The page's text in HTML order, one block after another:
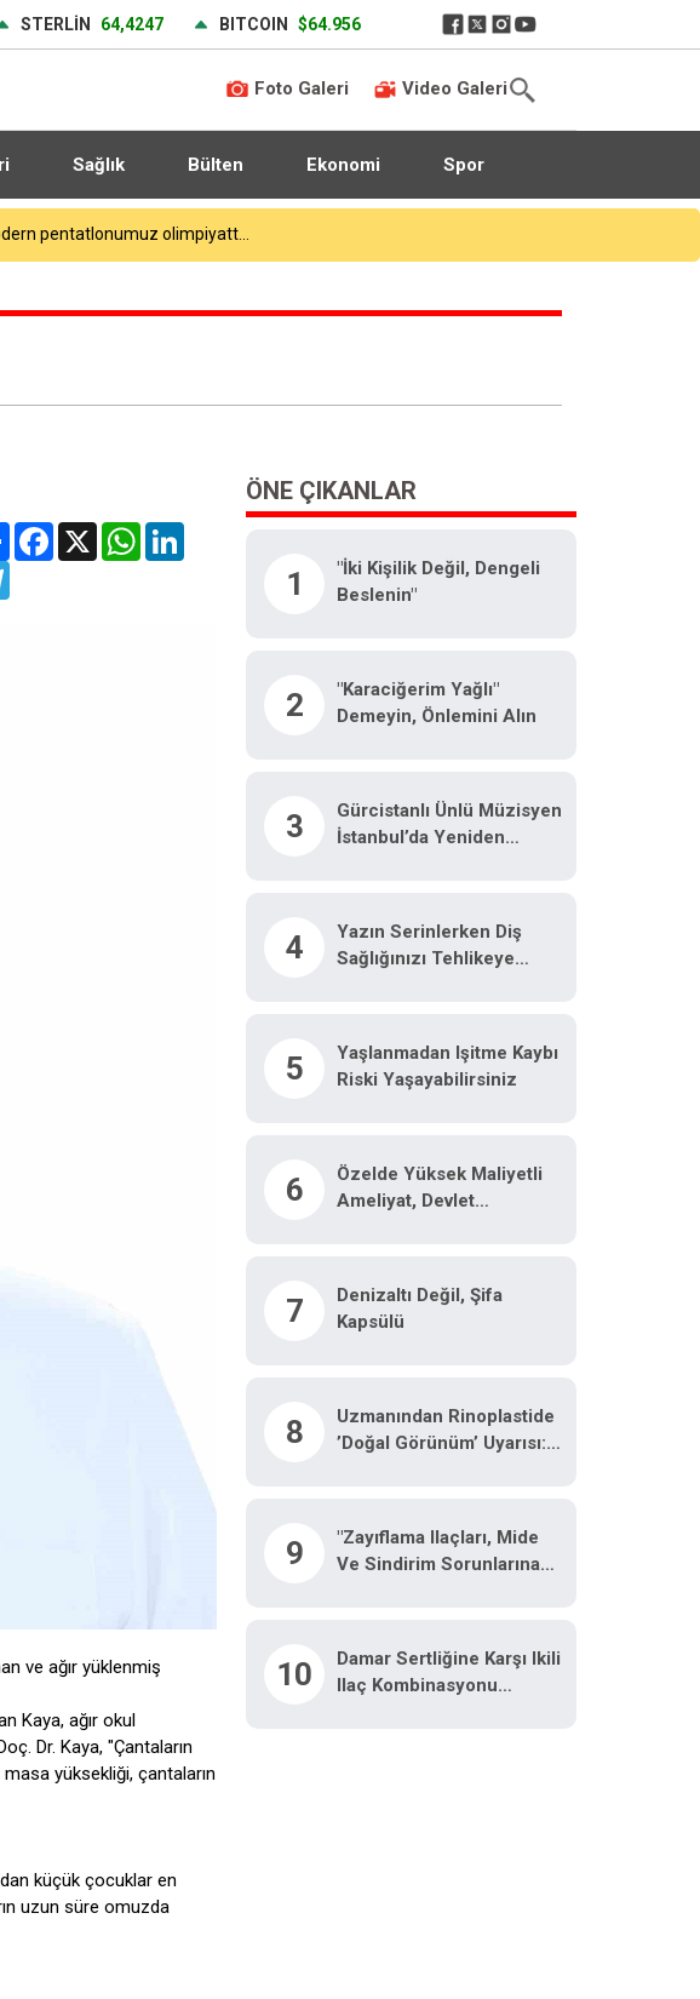
STERLİN 64,4247 BITCOIN $64.956
Foto Galeri Video Galeri
Sağlık Bülten Ekonomi Spor
oldu
ShareFacebook
X WhatsAppLinkedIn
Telegram
ve ağır yüklenmiş
Kaya, ağır okul
Dr. Kaya, "Çantaların
masa yüksekliği, çantaların
küçük çocuklar en
uzun süre omuzda
ÖNE ÇIKANLAR
1
"İki Kişilik Değil, Dengeli
Beslenin"
2
"Karaciğerim Yağlı"
Demeyin, Önlemini Alın
3
Gürcistanlı Ünlü Müzisyen
İstanbul’da Yeniden
Çıkacağım"
4
Yazın Serinlerken Diş
Sağlığınızı Tehlikeye
5
Yaşlanmadan Işitme Kaybı
Riski Yaşayabilirsiniz
6
Özelde Yüksek Maliyetli
Ameliyat, Devlet
7
Denizaltı Değil, Şifa
Kapsülü
8
Uzmanından Rinoplastide
’doğal Görünüm’ Uyarısı:
9
"Zayıflama Ilaçları, Mide
Ve Sindirim Sorunlarına
10
Damar Sertliğine Karşı Ikili
Ilaç Kombinasyonu